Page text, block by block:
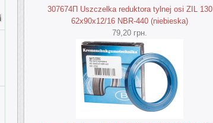
307674П Uszczelka reduktora tylnej osi ZIL 130
62х90х12/16 NBR-440 (niebieska)
79,20 грн.